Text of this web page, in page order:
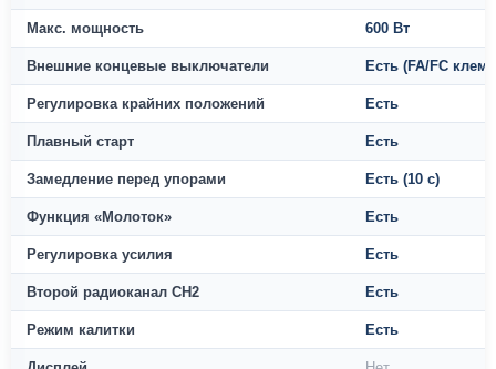
Макс. мощность 600 Вт
Внешние концевые выключатели Есть (FA/FC
Регулировка крайних положений Есть
Плавный старт Есть
Замедление перед упорами Есть (10 с)
Функция «Молоток» Есть
Регулировка усилия Есть
Второй радиоканал CH2 Есть
Режим калитки Есть